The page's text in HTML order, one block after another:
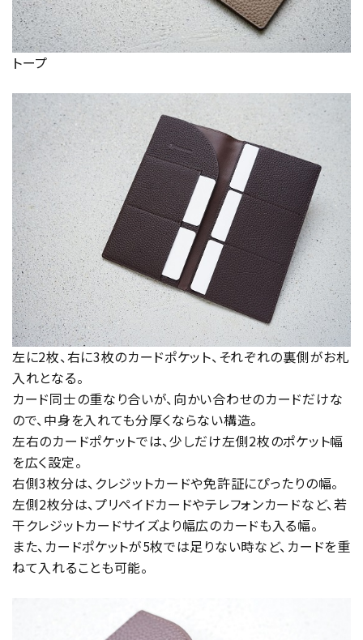
トープ
左に2枚、右に3枚のカードポケット、それぞれの裏側がお札
入れとなる。
カード同士の重なり合いが、向かい合わせのカードだけな
ので、中身を入れても分厚くならない構造。
左右のカードポケットでは、少しだけ左側2枚のポケット幅
を広く設定。
右側3枚分は、クレジットカードや免許証にぴったりの幅。
左側2枚分は、プリペイドカードやテレフォンカードなど、若
干クレジットカードサイズより幅広のカードも入る幅。
また、カードポケットが5枚では足りない時など、カードを重
ねて入れることも可能。